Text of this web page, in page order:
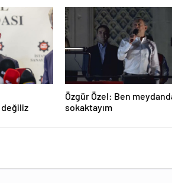
Özgür Özel: Ben
sokaktayım